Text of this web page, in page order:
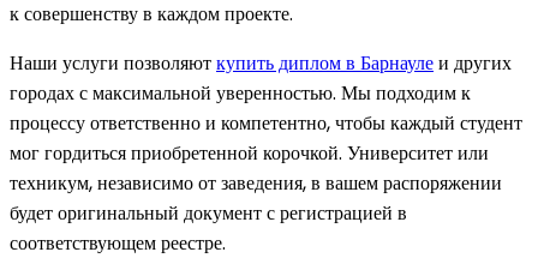
к совершенству в каждом проекте.
Наши услуги позволяюткупить диплом в Барнаулеи других
городах с максимальной уверенностью. Мы подходим к
процессу ответственно и компетентно, чтобы каждый студент
мог гордиться приобретенной корочкой. Университет или
техникум, независимо от заведения, в вашем распоряжении
будет оригинальный документ с регистрацией в
соответствующем реестре.